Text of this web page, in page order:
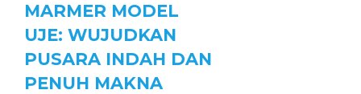
MARMER MODEL
UJE: WUJUDKAN
PUSARA INDAH DAN
PENUH MAKNA